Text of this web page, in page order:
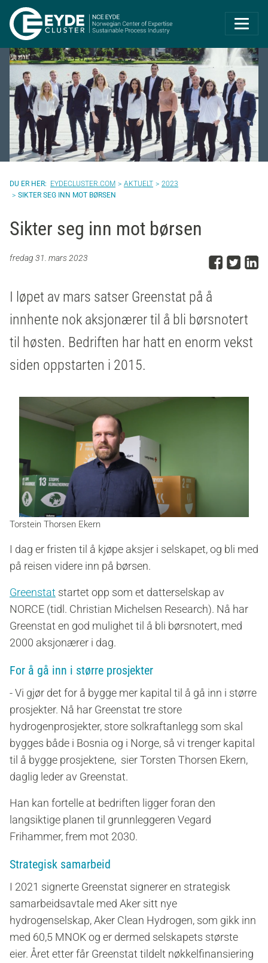
Eyde-Cluster |
EYDECLUSTER.COM AKTUELT
2023
SIKTER SEG INN MOT BØRSEN
Sikter seg inn mot børsen
fredag 31. mars 2023 DelDel
I løpet av mars satser Greenstat på å
innhente nok aksjonærer til å bli børsnotert
til høsten. Bedriften har hatt en enorm vekst
siden oppstarten i 2015.
Torstein Thorsen Ekern
I dag er fristen til å kjøpe aksjer i selskapet, og bli med
på reisen videre inn på børsen.
Greenstat startet opp som et datterselskap av
NORCE (tidl. Christian Michelsen Research). Nå har
Greenstat en god mulighet til å bli børsnotert, med
2000 aksjonærer i dag.
For å gå inn i større prosjekter
- Vi gjør det for å bygge mer kapital til å gå inn i større
prosjekter. Nå har Greenstat tre store
hydrogenprosjekter, store solkraftanlegg som skal
bygges både i Bosnia og i Norge, så vi trenger kapital
til å bygge prosjektene, sier Torsten Thorsen Ekern,
daglig leder av Greenstat.
Han kan fortelle at bedriften ligger foran den
langsiktige planen til grunnleggeren Vegard
Frihammer, frem mot 2030.
Strategisk samarbeid
I 2021 signerte Greenstat signerer en strategisk
samarbeidsavtale med Aker sitt nye
hydrogenselskap, Aker Clean Hydrogen, som gikk inn
med 60,5 MNOK og er dermed selskapets største
eier. Året etter får Greenstat tildelt nøkkelfinansiering